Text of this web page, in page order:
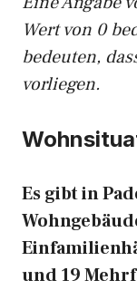
Wert von 0
bedeuten,
vorliegen.
Es gibt in
und 19